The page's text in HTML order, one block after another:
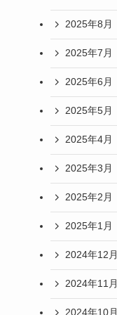
2025年8月
2025年7月
2025年6月
2025年5月
2025年4月
2025年3月
2025年2月
2025年1月
2024年12月
2024年11月
2024年10月